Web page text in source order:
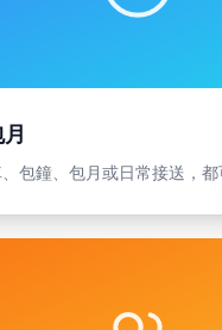
包鐘、包月或日常接送，都